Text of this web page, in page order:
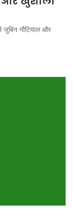
जुबिन नौटियाल और